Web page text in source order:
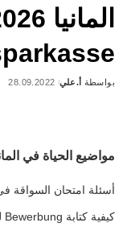
Posted
بواسطة أ.علي 28.09.2022
مواضيع الحياة في
أسئلة امتحان السواقة في
كيفية كتابة Bewerbung للعمل